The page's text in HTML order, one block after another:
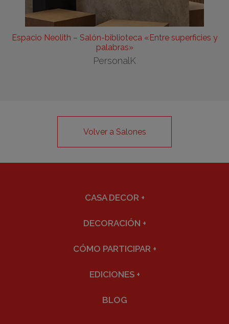
Espacio Neolith – Salón-biblioteca «Entre superficies y
palabras»
PersonalK
Volver a Salones
CASA DECOR +
DECORACIÓN +
CÓMO PARTICIPAR +
EDICIONES +
BLOG